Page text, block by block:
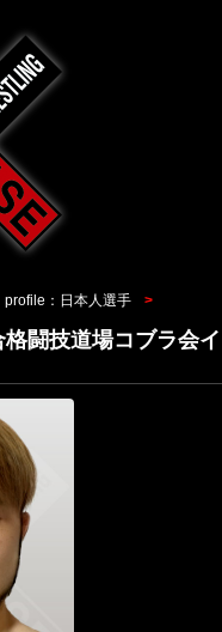
profile：日本人選手
闘技道場コブラ会イ